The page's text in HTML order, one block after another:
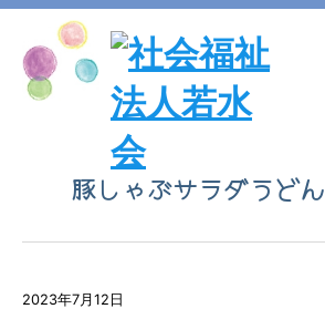
豚しゃぶサラダうどん
2023年7月12日